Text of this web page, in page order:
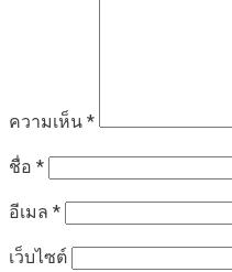
ความเห็น *
ชื่อ *
อีเมล *
เว็บไซต์